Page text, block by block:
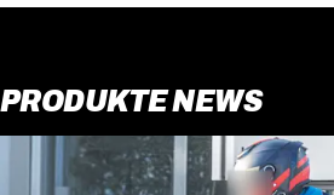
PRODUKTE NEWS